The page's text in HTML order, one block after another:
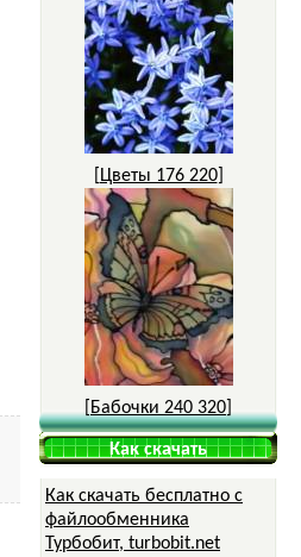
Цветы 176 220]
Бабочки 240 320
Как скачать
Как скачать бесплатно с
файлообменника
Турбобит, turbobit.net